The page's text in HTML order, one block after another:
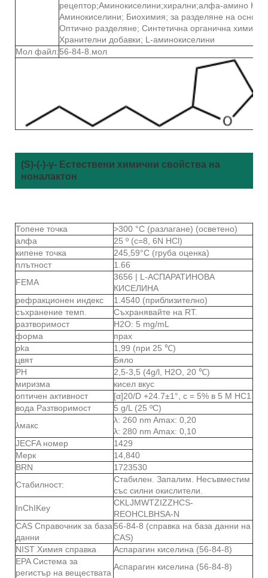
рецептор;Аминокиселини;хирални;алфа-амино
Аминокиселини; Биохимия; за разделяне на основи;
Оптично разделяне; Синтетична органична химия;
Хранителни добавки; L-аминокиселини
Мол файл:56-84-8.мол
(S)-(-)-γ- Естествени химични свойства на
ноналактон
Топене точка
>300 °C (разлагане) (осветено)
алфа
25 º (c=8, 6N HCl)
кипене точка
245,59°C (груба оценка)
плътност
1.66
FEMA
3656 | L-АСПАРАТИНОВА
КИСЕЛИНА
рефракционен индекс
1.4540 (приблизително)
съхранение темп.
Съхранявайте на RT.
разтворимост
H2O: 5 mg/mL
форма
прах
pka
1,99 (при 25 ℃)
цвят
Бяло
PH
2,5-3,5 (4g/l, H2O, 20 ℃)
миризма
кисел вкус
оптичен активност
[α]20/D +24.7±1°, c = 5% в 5 М НС1
вода Разтворимост
5 g/L (25 ºC)
λмакс
λ: 260 nm Amax: 0,20
λ: 280 nm Amax: 0,10
JECFA номер
1429
Мерк
14,840
BRN
1723530
Стабилност:
Стабилен. Запалим. Несъвместим
със силни окислители.
InChIKey
CKLJMWTZIZZHCS-
REOHCLBHSA-N
CAS Справочник за база
данни
56-84-8 (справка на база данни на
CAS)
NIST Химия справка
Аспарагин киселина (56-84-8)
EPA Система за
регистър на веществата
Аспарагин киселина (56-84-8)